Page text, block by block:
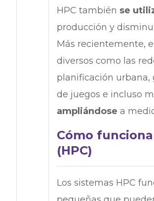
HPC también se
producción y
Más recientemente,
diversos como las
planificación urbana,
de juegos e incluso
ampliándose a
Cómo
(HPC)
Los sistemas HPC